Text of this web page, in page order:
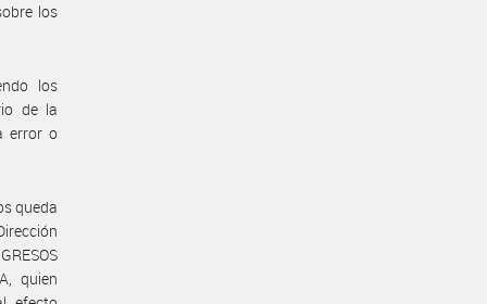
los
los
de la
error o
queda
quien